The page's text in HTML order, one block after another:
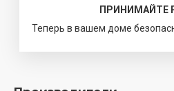
ПРИНИМАЙТЕ
Теперь в вашем доме